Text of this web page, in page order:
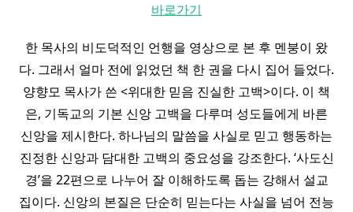
바로가기
한 목사의 비도덕적인 언행을 영상으로 본 후 멘붕이 왔
다. 그래서 얼마 전에 읽었던 책 한 권을 다시 집어 들었다.
양향모 목사가 쓴 <위대한 믿음 진실한 고백>이다. 이 책
은, 기독교의 기본 신앙 고백을 다루며 성도들에게 바른
신앙을 제시한다. 하나님의 말씀을 사실로 믿고 행동하는
진정한 신앙과 담대한 고백의 중요성을 강조한다. ‘사도신
경’을 22편으로 나누어 잘 이해하도록 돕는 강해서 설교
집이다. 신앙의 본질은 단순히 믿는다는 사실을 넘어 전능